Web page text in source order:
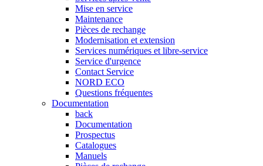
Mise en service
Maintenance
Pièces de rechange
Modernisation et extension
Services numériques et libre-service
Service d'urgence
Contact Service
NORD ECO
Questions fréquentes
Documentation
back
Documentation
Prospectus
Catalogues
Manuels